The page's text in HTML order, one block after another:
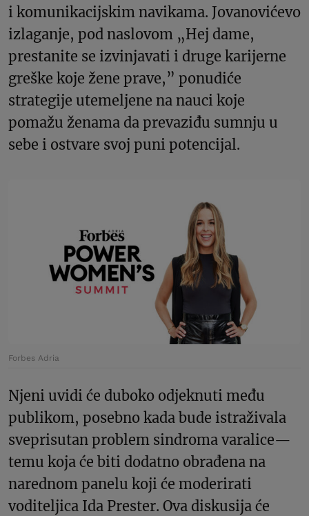
i komunikacijskim navikama. Jovanovićevo
izlaganje, pod naslovom „Hej dame,
prestanite se izvinjavati i druge karijerne
greške koje žene prave,” ponudiće
strategije utemeljene na nauci koje
pomažu ženama da prevaziđu sumnju u
sebe i ostvare svoj puni potencijal.
Forbes Adria
Njeni uvidi će duboko odjeknuti među
publikom, posebno kada bude istraživala
sveprisutan problem sindroma varalice—
temu koja će biti dodatno obrađena na
narednom panelu koji će moderirati
voditeljica Ida Prester. Ova diskusija će